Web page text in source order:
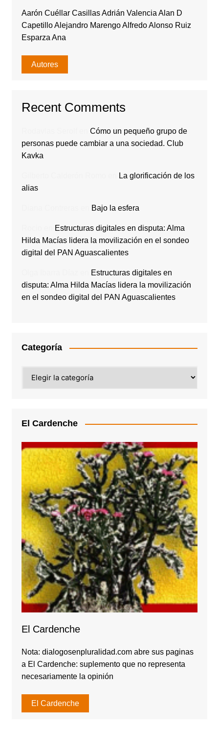
Aarón Cuéllar Casillas Adrián Valencia Alan D
Capetillo Alejandro Marengo Alfredo Alonso Ruiz
Esparza Ana
Autores
Recent Comments
Cómo un pequeño grupo de
personas puede cambiar a una sociedad. Club
Kavka
La glorificación de los
alias
Bajo la esfera
Estructuras digitales en disputa: Alma
Hilda Macías lidera la movilización en el sondeo
digital del PAN Aguascalientes
Estructuras digitales en
disputa: Alma Hilda Macías lidera la movilización
en el sondeo digital del PAN Aguascalientes
Categoría
El Cardenche
El Cardenche
Nota: dialogosenpluralidad.com abre sus paginas
a El Cardenche: suplemento que no representa
necesariamente la opinión
El Cardenche